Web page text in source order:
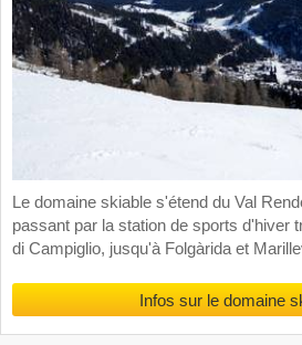
Le domaine skiable s'étend du Val
passant par la station de sports d'hiver
di Campiglio, jusqu'à Folgàrida et
Infos sur le domaine